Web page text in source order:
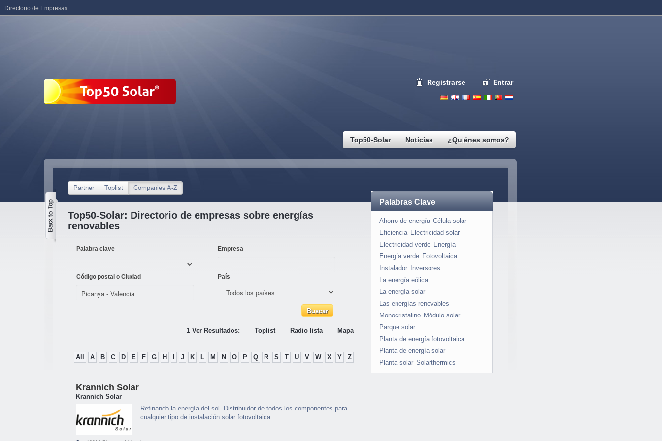
Registrarse Entrar
Top50-Solar Noticias ¿Quiénes somos?
Partner Toplist Companies A-Z
Top50-Solar: Directorio de empresas sobre energías
renovables
Palabra clave Empresa
Código postal o Ciudad País
1 Ver Resultados: Toplist Radio lista Mapa
All A B C D E F G H J K L M N O P Q R S T U V W X Y Z
Krannich Solar
Krannich Solar
Refinando la energía del sol. Distribuidor de todos los componentes para
cualquier tipo de instalación solar fotovoltaica.
Palabras Clave
Ahorro de energía Célula solar
Eficiencia Electricidad solar
Electricidad verde Energía
Energía verde Fotovoltaica
Instalador
Inversores
La energía eólica
La energía solar
Las energías renovables
Monocristalino Módulo solar
Parque solar
Planta de energía fotovoltaica
Planta de energía solar
Planta solar Solarthermics
Directorio de Empresas